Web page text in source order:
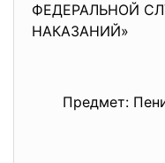
ФЕДЕРАЛЬНОЙ
НАКАЗАНИЙ»
Предмет: